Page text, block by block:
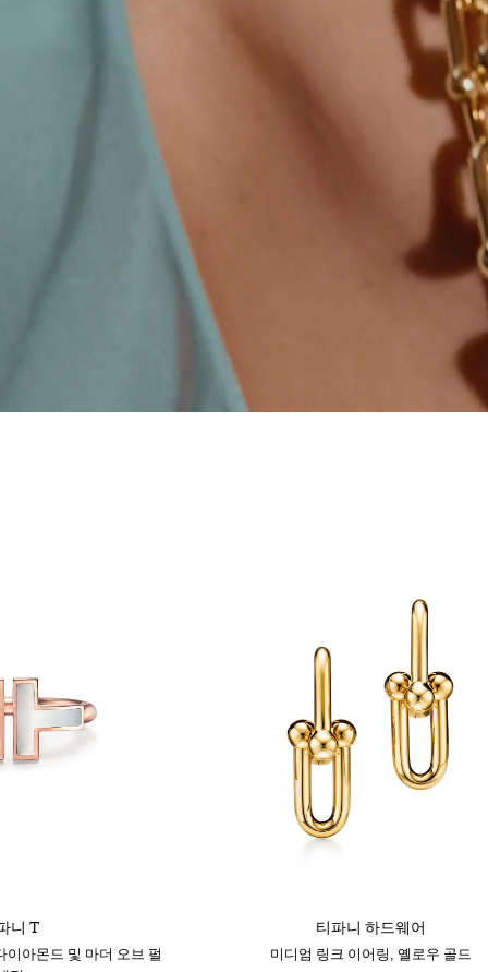
니 T
아몬드 및 마더 오브 펄
티파니 하드웨어
미디엄 링크 이어링, 옐로우 골드